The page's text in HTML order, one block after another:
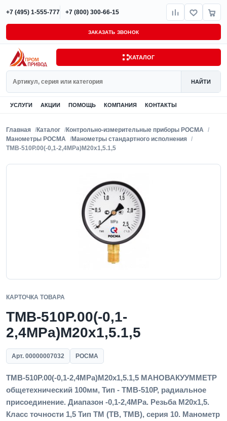
+7 (495) 1-555-777 +7 (800) 300-66-15
ЗАКАЗАТЬ ЗВОНОК
КАТАЛОГ
НАЙТИ
УСЛУГИ АКЦИИ ПОМОЩЬ КОМПАНИЯ КОНТАКТЫ
Главная Каталог
Контрольно-измерительные приборы РОСМА
Манометры РОСМА
Манометры стандартного исполнения
ТМВ-510Р.00(-0,1-2,4MPa)M20x1,5.1,5
КАРТОЧКА ТОВАРА
ТМВ-510Р.00(-0,1-
2,4MPa)M20x1,5.1,5
Арт. 00000007032 РОСМА
ТМВ-510Р.00(-0,1-2,4MPa)M20x1,5.1,5 МАНОВАКУУММЕТР
общетехнический 100мм, Тип - ТМВ-510Р, радиальное
присоединение. Диапазон -0,1-2,4MPa. Резьба M20x1,5.
Класс точности 1,5 Тип ТМ (ТВ, ТМВ), серия 10. Манометр